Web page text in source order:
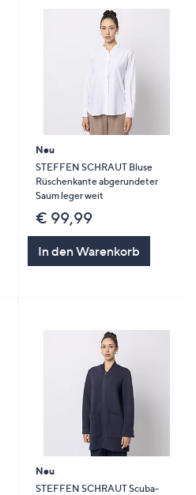
Neu
STEFFEN SCHRAUT Bluse
Rüschenkante abgerundeter
Saum leger weit
€ 99,99
In den Warenkorb
Neu
STEFFEN SCHRAUT Scuba-